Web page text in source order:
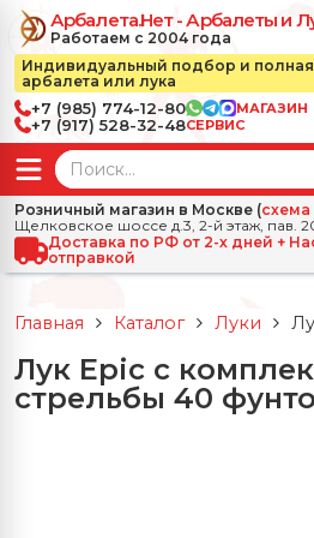
Арбалета.Нет - Арбалеты и
Работаем с 2004 года
Индивидуальный подбор и полная
арбалета или лука
+7 (985) 774-12-80 МАГАЗИН
+7 (917) 528-32-48СЕРВИС
Розничный магазин в Москве (схема
Щелковское шоссе д.3, 2-й этаж, пав.
Доставка по РФ от 2-х дней +
отправкой
← Назад
Арбалеты
Арбалеты для отдыха
Блочные арбалеты
✕
луки
боеприпасы
Стрелы, боеприпасы
✕
Главная Каталог Луки
Лук Epic с
стрельбы 40